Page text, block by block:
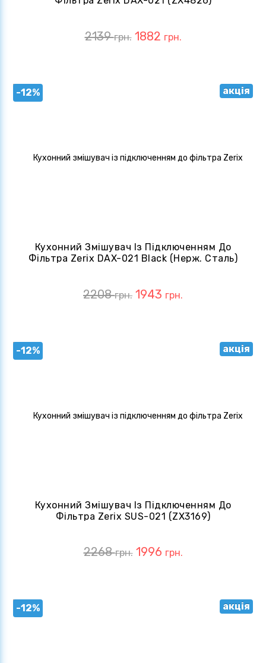
2139грн. 1882 грн.
-12% акція
Кухонний Змішувач Із Підключенням До
Фільтра Zerix DAX-021 Black (нерж. Сталь)
2208грн. 1943 грн.
-12% акція
Кухонний Змішувач Із Підключенням До
Фільтра Zerix SUS-021 (ZX3169)
2268грн. 1996 грн.
-12% акція